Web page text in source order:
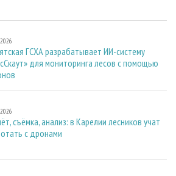
ГСХА разрабатывает ИИ-систему
для мониторинга лесов с помощью
съёмка, анализ: в Карелии лесников учат
с дронами